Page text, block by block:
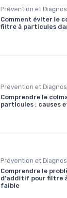
Comment éviter le
filtre à particules
Comprendre le
particules : causes
Comprendre le
d'additif pour filtre
faible